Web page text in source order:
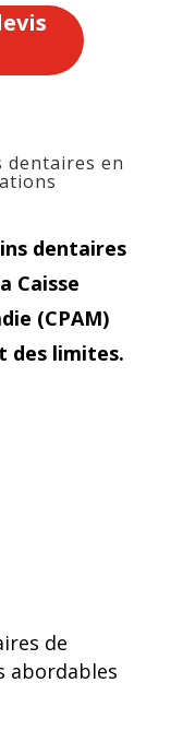
dentaires en
dentaires
Caisse
(CPAM)
des limites.
de
abordables